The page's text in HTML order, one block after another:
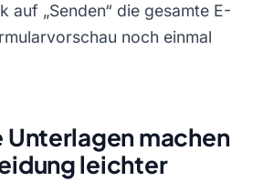
auf „Senden“ die gesamte E-
noch einmal
Unterlagen machen
leichter